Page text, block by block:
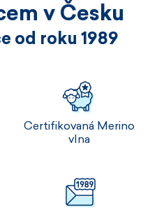
v Česku
od roku 1989
Certifikovaná Merino
vlna